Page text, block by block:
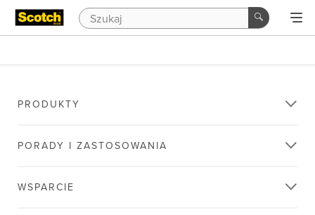
PRODUKTY
PORADY I ZASTOSOWANIA
WSPARCIE